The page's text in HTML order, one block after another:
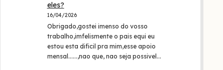
eles?
16/04/2026
Obrigado,gostei imenso do vosso
trabalho,imfelismente o pais equi eu
estou esta dificil pra mim,esse apoio
mensal......,nao que, nao seja possivel…